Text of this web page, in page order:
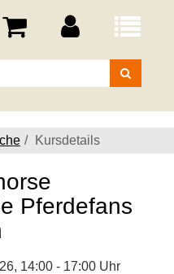
Menü
Kurse
suchen
Kursdetails
Pferdefans
14:00 - 17:00 Uhr